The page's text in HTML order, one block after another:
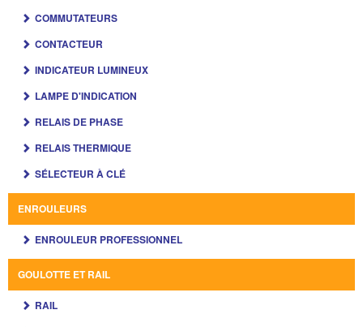
COMMUTATEURS
CONTACTEUR
INDICATEUR LUMINEUX
LAMPE D'INDICATION
RELAIS DE PHASE
RELAIS THERMIQUE
SÉLECTEUR À CLÉ
ENROULEURS
ENROULEUR PROFESSIONNEL
GOULOTTE ET RAIL
RAIL